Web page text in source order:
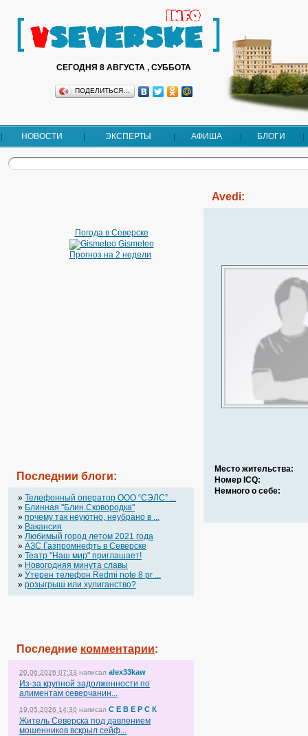
СЕГОДНЯ 8 АВГУСТА , СУББОТА
ПОДЕЛИТЬСЯ…
НОВОСТИ ЭКСПЕРТЫ АФИША БЛОГИ
Погода в Северске
Gismeteo
Прогноз на 2 недели
Последнии блоги:
» Телефонный оператор OOO “СЭЛС” ...
» Блинная "Блин.Сковородка"
» почему так неуютно, неубрано в ...
» Вакансия
» Любимый город летом 2021 года
» АЗС Газпромнефть в Северске
» Театр "Наш мир" приглашает!
» Новогодняя минута славы
» Утерен телефон Redmi note 8 pr ...
» розыгрыш или хулиганство?
Последние комментарии:
20.06.2026 07:33 написал alex33kaw
Из-за крупной задолженности по
алиментам северчанин...
19.05.2026 14:30 написал С Е В Е Р С К
Житель Северска под давлением
мошенников вскрыл сейф...
Avedi:
Место жительства:
Номер ICQ:
Немного о себе: